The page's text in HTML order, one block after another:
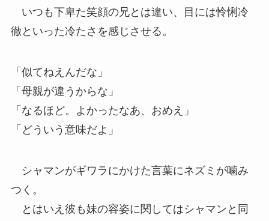
いつも下卑た笑顔の兄とは違い、目には怜悧冷
徹といった冷たさを感じさせる。
「似てねえんだな」
「母親が違うからな」
「なるほど。よかったなあ、おめえ」
「どういう意味だよ」
シャマンがギワラにかけた言葉にネズミが噛み
つく。
とはいえ彼も妹の容姿に関してはシャマンと同